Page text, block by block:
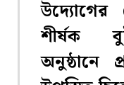
উদ্যোগের
শীর্ষক
অনুষ্ঠানে